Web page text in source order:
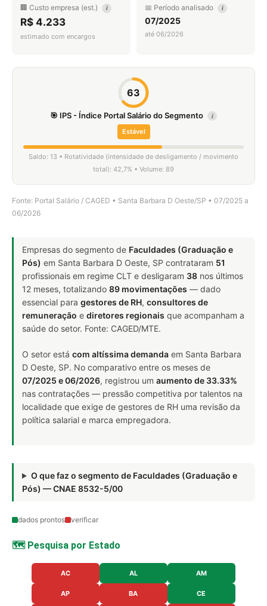
🏢 Custo empresa (est.) i
R$ 4.233
estimado com encargos
📅 Período analisado i
07/2025
até 06/2026
63
🎯 IPS - Índice Portal Salário do Segmento i
Estável
Saldo: 13 • Rotatividade (intensidade de desligamento / movimento
total): 42,7% • Volume: 89
Fonte: Portal Salário / CAGED • Santa Barbara D Oeste/SP • 07/2025 a
06/2026
Empresas do segmento de Faculdades (Graduação e
Pós) em Santa Barbara D Oeste, SP contrataram 51
profissionais em regime CLT e desligaram 38 nos últimos
12 meses, totalizando 89 movimentações — dado
essencial para gestores de RH, consultores de
remuneração e diretores regionais que acompanham a
saúde do setor. Fonte: CAGED/MTE.
O setor está com altíssima demanda em Santa Barbara
D Oeste, SP. No comparativo entre os meses de
07/2025 e 06/2026, registrou um aumento de 33.33%
nas contratações — pressão competitiva por talentos na
localidade que exige de gestores de RH uma revisão da
política salarial e marca empregadora.
O que faz o segmento de Faculdades (Graduação e
Pós) — CNAE 8532-5/00
dados prontos verificar
🗺️ Pesquisa por Estado
AC AL AM
AP BA CE